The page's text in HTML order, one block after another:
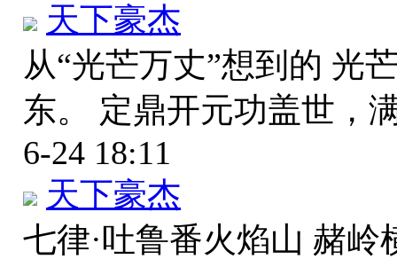
天下豪杰
从“光芒万丈”想到的 光
东。 定鼎开元功盖世，
6-24 18:11
天下豪杰
七律·吐鲁番火焰山 赭